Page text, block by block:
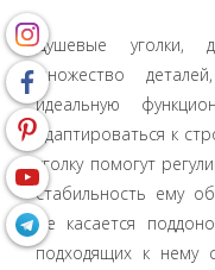
Душевые уголки,
множество
идеальную
адаптироваться к
уголку помогут
стабильность ему
же касается
подходящих к нему